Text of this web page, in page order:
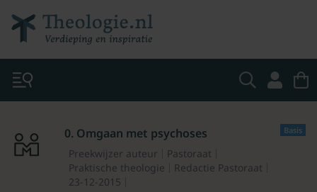
Basis
0. Omgaan met psychoses
Preekwijzer auteur
Pastoraat
Praktische theologie
Redactie Pastoraat
23-12-2015